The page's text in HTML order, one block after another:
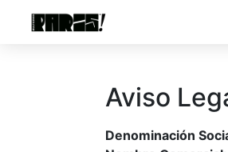
Aviso
Denominación